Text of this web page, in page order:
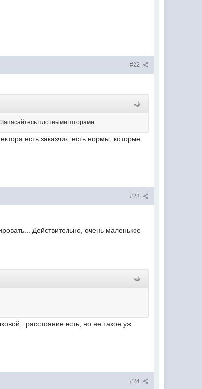
#22
Запасайтесь плотными шторами.
есть заказчик, есть нормы, которые
#23
Действительно, очень маленькое
расстояние есть, но не такое уж
#24